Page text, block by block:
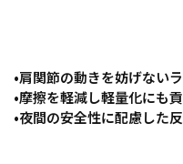
•肩関節の動きを妨げない
•摩擦を軽減し軽量化にも
•夜間の安全性に配慮した